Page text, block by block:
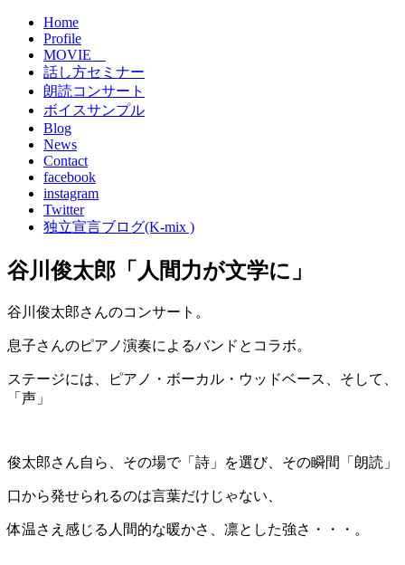
Home
Profile
MOVIE
話し方セミナー
朗読コンサート
ボイスサンプル
Blog
News
Contact
facebook
instagram
Twitter
独立宣言ブログ(K-mix )
谷川俊太郎「人間力が文学に」
谷川俊太郎さんのコンサート。
息子さんのピアノ演奏によるバンドとコラボ。
ステージには、ピアノ・ボーカル・ウッドベース、そして、
「声」
俊太郎さん自ら、その場で「詩」を選び、その瞬間「朗読」
口から発せられるのは言葉だけじゃない、
体温さえ感じる人間的な暖かさ、凛とした強さ・・・。